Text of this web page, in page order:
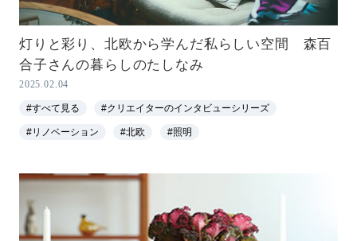
灯りと彩り、北欧から学んだ私らしい空間 森百
合子さんの暮らしのたしなみ
2025.02.04
#すべて見る #クリエイターのインタビューシリーズ
#リノベーション #北欧 #照明